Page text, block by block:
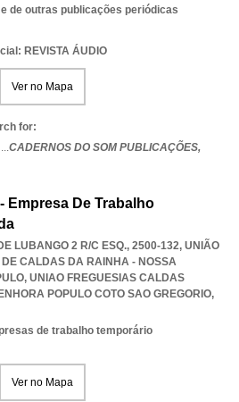
de outras publicações periódicas
REVISTA ÁUDIO
Ver no Mapa
for:
CADERNOS DO SOM PUBLICAÇÕES,
Empresa De Trabalho
LUBANGO 2 R/C ESQ., 2500-132, UNIÃO
DE CALDAS DA RAINHA - NOSSA
, UNIAO FREGUESIAS CALDAS
POPULO COTO SAO GREGORIO,
de trabalho temporário
Ver no Mapa